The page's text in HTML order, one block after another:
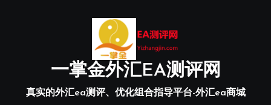
一掌金外汇EA测评网
真实的外汇ea测评、优化组合指导平台-外汇ea商城